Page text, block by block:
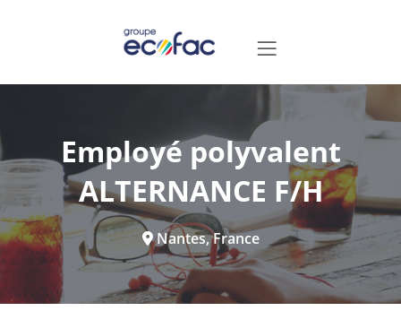
Employé polyvalent
ALTERNANCE F/H
Nantes, France